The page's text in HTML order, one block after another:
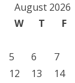
August 2026
W T F
5 6 7
12 13 14